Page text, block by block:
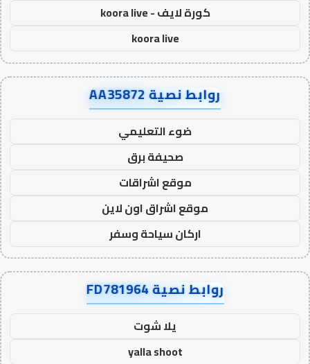
كورة لايف - koora live
koora live
روابط نصية AA35872
ضوء التعليمي
صحيفة برق
موقع اشراقات
موقع اشراق اون لاين
اركان سياحة وسفر
روابط نصية FD781964
يلا شوت
yalla shoot